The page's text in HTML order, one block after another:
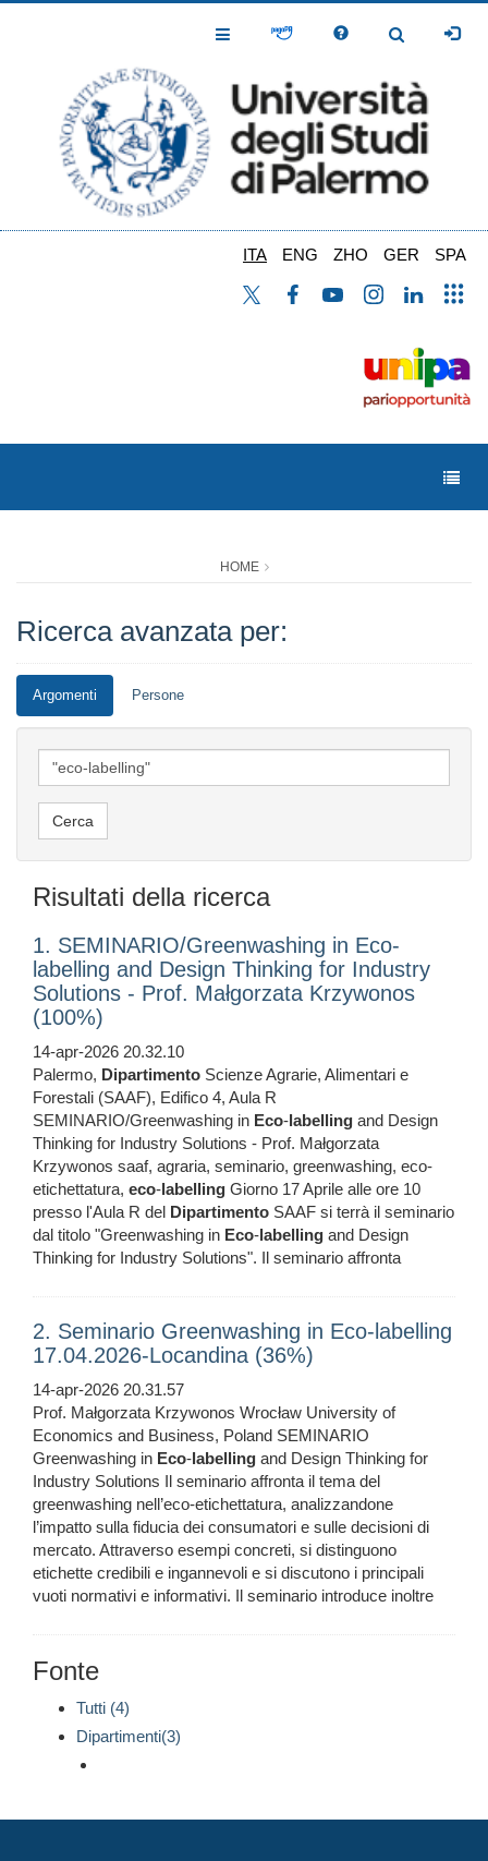
Toggle
Toggle
ITA ENG ZHO GER SPA
HOME
Ricerca avanzata per:
Argomenti Persone
Risultati della ricerca
1. SEMINARIO/Greenwashing in Eco-
labelling and Design Thinking for Industry
Solutions - Prof. Małgorzata Krzywonos
(100%)
14-apr-2026 20.32.10
Palermo, Dipartimento Scienze Agrarie, Alimentari e
Forestali (SAAF), Edifico 4, Aula R
SEMINARIO/Greenwashing in Eco-labelling and Design
Thinking for Industry Solutions - Prof. Małgorzata
Krzywonos saaf, agraria, seminario, greenwashing, eco-
etichettatura, eco-labelling Giorno 17 Aprile alle ore 10
presso l'Aula R del Dipartimento SAAF si terrà il seminario
dal titolo "Greenwashing in Eco-labelling and Design
Thinking for Industry Solutions". Il seminario affronta
2. Seminario Greenwashing in Eco-labelling
17.04.2026-Locandina (36%)
14-apr-2026 20.31.57
Prof. Małgorzata Krzywonos Wrocław University of
Economics and Business, Poland SEMINARIO
Greenwashing in Eco-labelling and Design Thinking for
Industry Solutions Il seminario affronta il tema del
greenwashing nell’eco-etichettatura, analizzandone
l’impatto sulla fiducia dei consumatori e sulle decisioni di
mercato. Attraverso esempi concreti, si distinguono
etichette credibili e ingannevoli e si discutono i principali
vuoti normativi e informativi. Il seminario introduce inoltre
Fonte
Tutti (4)
Dipartimenti(3)